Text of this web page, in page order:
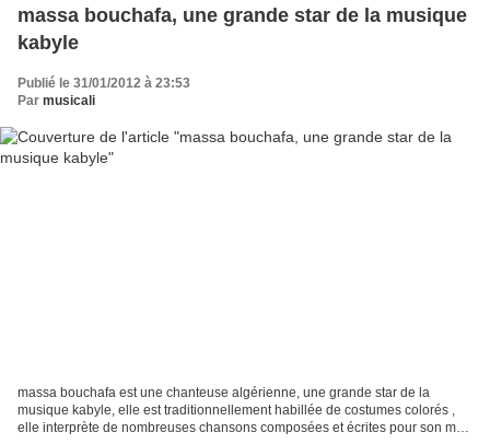
massa bouchafa, une grande star de la musique
kabyle
Publié le 31/01/2012 à 23:53
Par musicali
massa bouchafa est une chanteuse algérienne, une grande star de la
musique kabyle, elle est traditionnellement habillée de costumes colorés ,
elle interprète de nombreuses chansons composées et écrites pour son mari